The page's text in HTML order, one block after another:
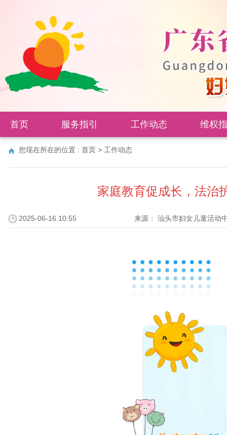
首页 服务指引 工作动态 维权
您现在所在的位置 : 首页 > 工作动态
家庭教育促成长，法
2025-06-16 10:55 来源： 汕头市妇女儿童活动